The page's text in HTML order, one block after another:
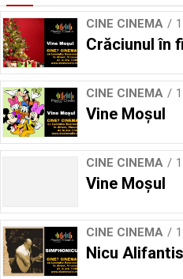
CINE CINEMA
Crăciunul în
CINE CINEMA
Vine Moșul
CINE CINEMA
Vine Moșul
CINE CINEMA
Nicu Alifantis